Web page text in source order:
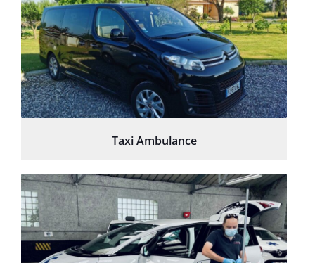
Taxi Ambulance